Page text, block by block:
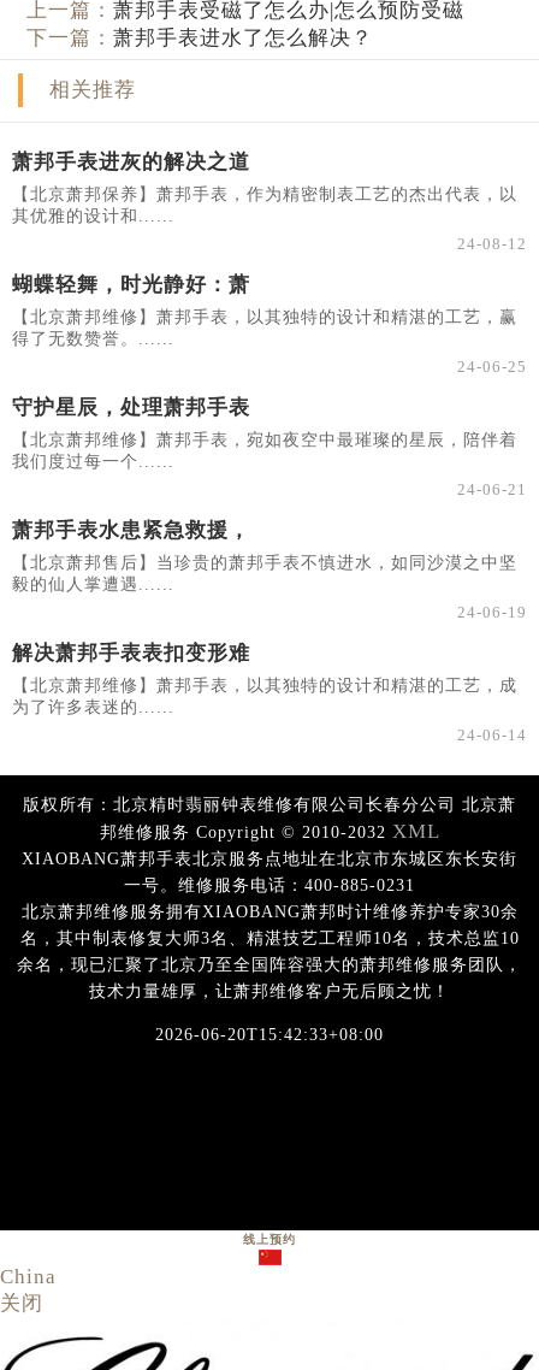
上一篇：萧邦手表受磁了怎么办|怎么预防受磁
下一篇：萧邦手表进水了怎么解决？
相关推荐
萧邦手表进灰的解决之道
【北京萧邦保养】萧邦手表，作为精密制表工艺的杰出代表，以
其优雅的设计和......
24-08-12
蝴蝶轻舞，时光静好：萧
【北京萧邦维修】萧邦手表，以其独特的设计和精湛的工艺，赢
得了无数赞誉。......
24-06-25
守护星辰，处理萧邦手表
【北京萧邦维修】萧邦手表，宛如夜空中最璀璨的星辰，陪伴着
我们度过每一个......
24-06-21
萧邦手表水患紧急救援，
【北京萧邦售后】当珍贵的萧邦手表不慎进水，如同沙漠之中坚
毅的仙人掌遭遇......
24-06-19
解决萧邦手表表扣变形难
【北京萧邦维修】萧邦手表，以其独特的设计和精湛的工艺，成
为了许多表迷的......
24-06-14
版权所有：北京精时翡丽钟表维修有限公司长春分公司 北京萧
邦维修服务 Copyright © 2010-2032 XML
XIAOBANG萧邦手表北京服务点地址在北京市东城区东长安街
一号。维修服务电话：400-885-0231
北京萧邦维修服务拥有XIAOBANG萧邦时计维修养护专家30余
名，其中制表修复大师3名、精湛技艺工程师10名，技术总监10
余名，现已汇聚了北京乃至全国阵容强大的萧邦维修服务团队，
技术力量雄厚，让萧邦维修客户无后顾之忧！
2026-06-20T15:42:33+08:00
线上预约
China
关闭